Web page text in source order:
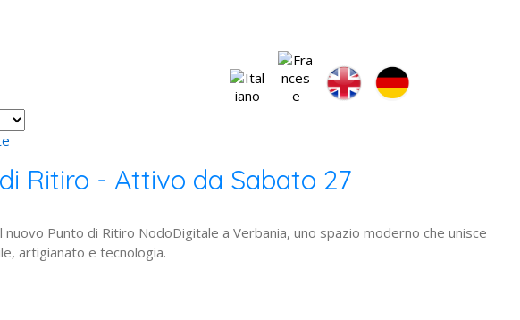
Ritiro - Attivo da Sabato 27
Punto di Ritiro NodoDigitale a Verbania, uno spazio moderno che unisce
artigianato e tecnologia.